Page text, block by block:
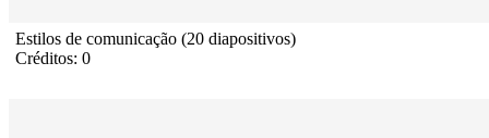
Estilos de comunicação (20 diapositivos)
Créditos: 0